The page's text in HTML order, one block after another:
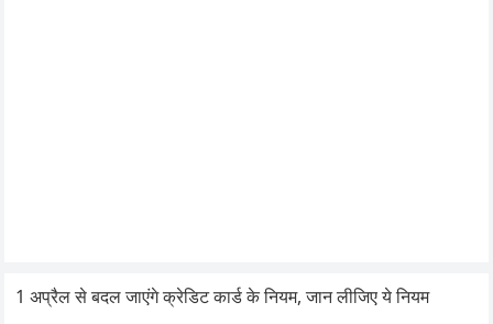
1 अप्रैल से बदल जाएंगे क्रेडिट कार्ड के नियम, जान लीजिए ये नियम